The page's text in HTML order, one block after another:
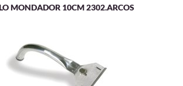
MONDADOR 10CM 2302.ARCOS